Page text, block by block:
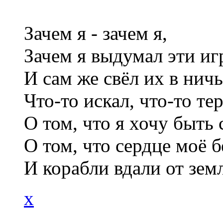
Зачем я - зачем я,
Зачем я выдумал эти
И сам же свёл их в
Что-то искал, что-то
О том, что я хочу быть
О том, что сердце моё
И корабли вдали от
x